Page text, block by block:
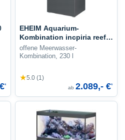
*
EHEIM Aquarium-
Kombination incpiria reef
230
offene Meerwasser-
Kombination, 230 l
★5.0 (1)
ab 2.089,- €*